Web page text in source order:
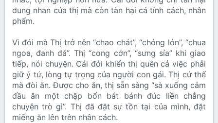
dung nhan của thị mà còn tàn hại cả tính cách, nhân
phẩm.
Vì đói mà Thị trở nên “chao chát”, “chỏng lỏn”, “chua
ngoa, đanh đá”. Thị “cong cớn”, “sưng sỉa” khi giao
tiếp, nói chuyện. Cái đói khiến thị quên cả việc phải
giữ ý tứ, lòng tự trọng của người con gái. Thị cứ thế
mà đòi ăn. Được cho ăn, thị sẵn sàng “sà xuống cắm
đầu ăn một chặp bốn bát bánh đúc liền chẳng
chuyện trò gì”. Thị đã đặt sự tồn tại của mình, đặt
miếng ăn lên trên nhân cách.